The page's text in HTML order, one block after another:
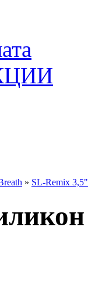
» SL-Remix 3,5"